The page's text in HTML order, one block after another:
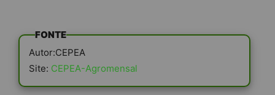
FONTE
Autor:CEPEA
Site: CEPEA-Agromensal